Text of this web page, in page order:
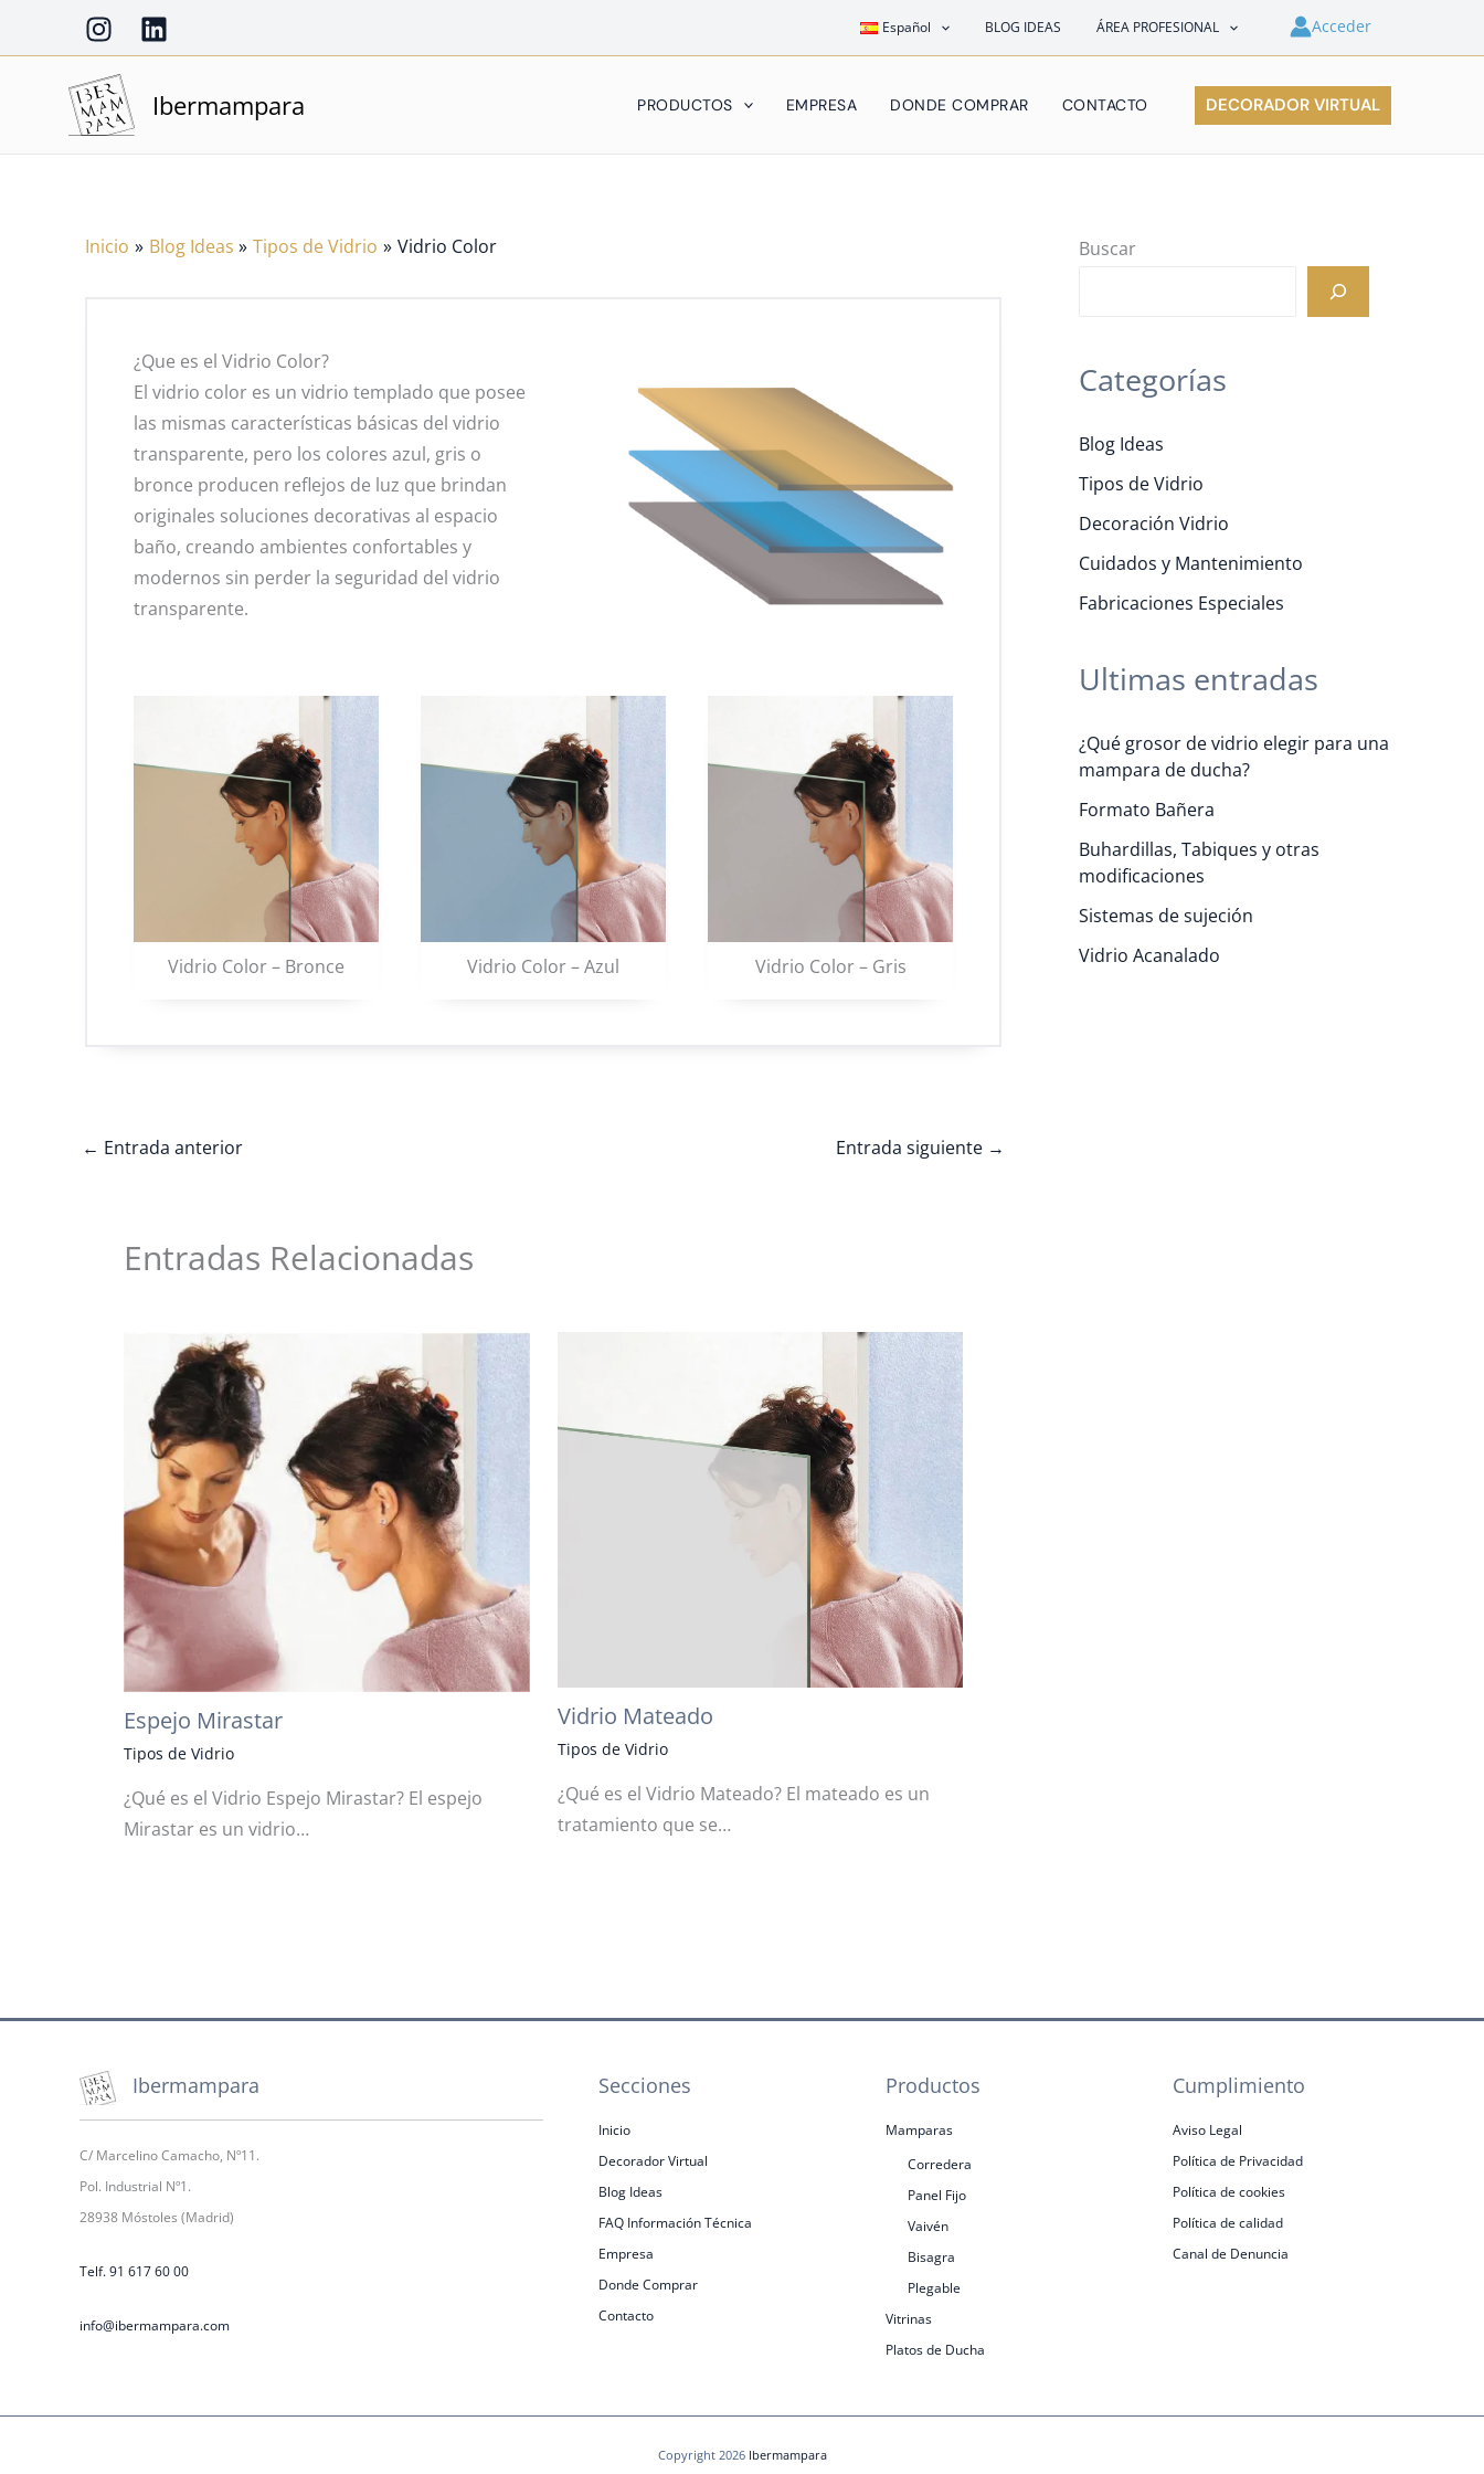
Español BLOG IDEAS ÁREA PROFESIONAL Acceder
Ibermampara PRODUCTOS EMPRESA DONDE COMPRAR CONTACTO DECORADOR VIRTUAL
Inicio Blog Ideas Tipos de Vidrio Vidrio Color
¿Que es el Vidrio Color?
El vidrio color es un vidrio templado que posee
las mismas características básicas del vidrio
transparente, pero los colores azul, gris o
bronce producen reflejos de luz que brindan
originales soluciones decorativas al espacio
baño, creando ambientes confortables y
modernos sin perder la seguridad del vidrio
transparente.
Vidrio Color – Bronce Vidrio Color – Azul Vidrio Color – Gris
← Entrada anterior Entrada siguiente →
Entradas Relacionadas
Espejo Mirastar
Tipos de Vidrio
¿Qué es el Vidrio Espejo Mirastar? El espejo
Mirastar es un vidrio…
Vidrio Mateado
Tipos de Vidrio
¿Qué es el Vidrio Mateado? El mateado es un
tratamiento que se…
Buscar
Categorías
Blog Ideas
Tipos de Vidrio
Decoración Vidrio
Cuidados y Mantenimiento
Fabricaciones Especiales
Ultimas entradas
¿Qué grosor de vidrio elegir para una
mampara de ducha?
Formato Bañera
Buhardillas, Tabiques y otras
modificaciones
Sistemas de sujeción
Vidrio Acanalado
Ibermampara
C/ Marcelino Camacho, Nº11.
Pol. Industrial Nº1.
28938 Móstoles (Madrid)
Telf. 91 617 60 00
info@ibermampara.com
Secciones
Inicio
Decorador Virtual
Blog Ideas
FAQ Información Técnica
Empresa
Donde Comprar
Contacto
Productos
Mamparas
Corredera
Panel Fijo
Vaivén
Bisagra
Plegable
Vitrinas
Platos de Ducha
Cumplimiento
Aviso Legal
Política de Privacidad
Política de cookies
Política de calidad
Canal de Denuncia
Copyright 2026 Ibermampara